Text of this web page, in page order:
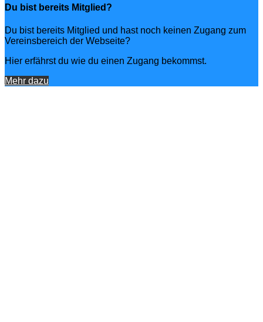
Du bist bereits Mitglied?
Du bist bereits Mitglied und hast noch keinen Zugang zum
Vereinsbereich der Webseite?
Hier erfährst du wie du einen Zugang bekommst.
Mehr dazu